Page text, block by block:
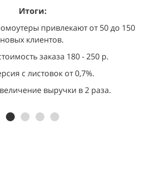
Итоги:
привлекают от 50 до 150
новых клиентов.
заказа 180 - 250 р.
с листовок от 0,7%.
выручки в 2 раза.